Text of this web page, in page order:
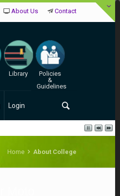
About Us Contact
Login
Library
Policies
&
Guidelines
Home About College